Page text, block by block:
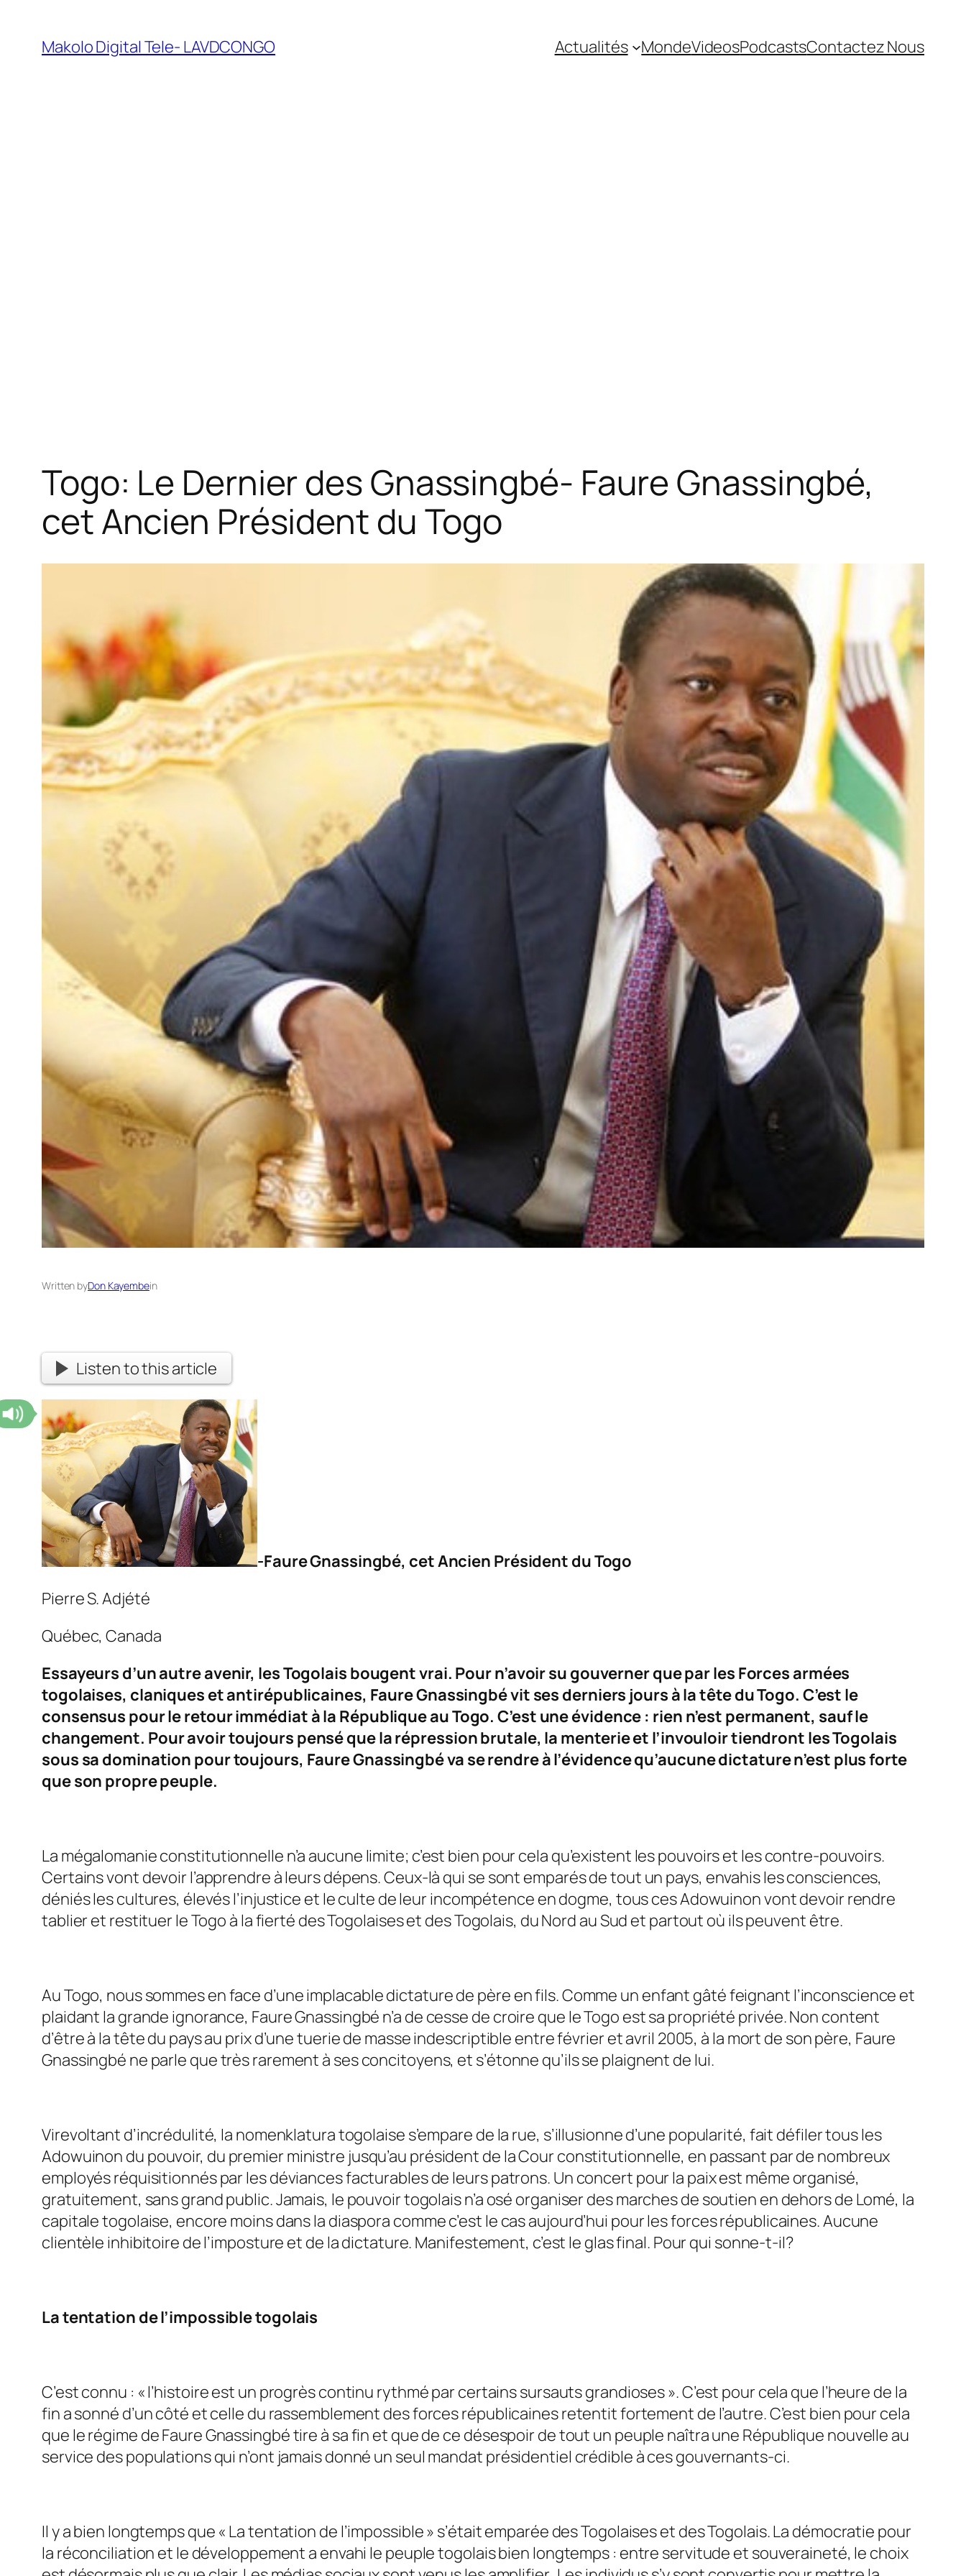
Makolo Digital Tele- LAVDCONGO Actualités MondeVideosPodcastsContactez Nous
Togo: Le Dernier des Gnassingbé- Faure Gnassingbé,
cet Ancien Président du Togo
Written byDon Kayembein
Listen to this article
-Faure Gnassingbé, cet Ancien Président du Togo
Pierre S. Adjété
Québec, Canada
Essayeurs d’un autre avenir, les Togolais bougent vrai. Pour n’avoir su gouverner que par les Forces armées
togolaises, claniques et antirépublicaines, Faure Gnassingbé vit ses derniers jours à la tête du Togo. C’est le
consensus pour le retour immédiat à la République au Togo. C’est une évidence : rien n’est permanent, sauf le
changement. Pour avoir toujours pensé que la répression brutale, la menterie et l’invouloir tiendront les Togolais
sous sa domination pour toujours, Faure Gnassingbé va se rendre à l’évidence qu’aucune dictature n’est plus forte
que son propre peuple.
La mégalomanie constitutionnelle n’a aucune limite; c’est bien pour cela qu’existent les pouvoirs et les contre-pouvoirs.
Certains vont devoir l’apprendre à leurs dépens. Ceux-là qui se sont emparés de tout un pays, envahis les consciences,
déniés les cultures, élevés l’injustice et le culte de leur incompétence en dogme, tous cesAdowuinonvont devoir rendre
tablier et restituer le Togo à la fierté des Togolaises et des Togolais, du Nord au Sud et partout où ils peuvent être.
Au Togo, nous sommes en face d’une implacable dictature de père en fils. Comme un enfant gâté feignant l’inconscience et
plaidant la grande ignorance, Faure Gnassingbé n’a de cesse de croire que le Togo est sa propriété privée. Non content
d’être à la tête du pays au prix d’une tuerie de masse indescriptible entre février et avril 2005, à la mort de son père, Faure
Gnassingbé ne parle que très rarement à ses concitoyens, et s’étonne qu’ils se plaignent de lui.
Virevoltant d’incrédulité, la nomenklatura togolaise s’empare de la rue, s’illusionne d’une popularité, fait défiler tous les
Adowuinon du pouvoir, du premier ministre jusqu’au président de la Cour constitutionnelle, en passant par de nombreux
employés réquisitionnés par les déviances facturables de leurs patrons. Un concert pour la paix est même organisé,
gratuitement, sans grand public. Jamais, le pouvoir togolais n’a osé organiser des marches de soutien en dehors de Lomé, la
capitale togolaise, encore moins dans la diaspora comme c’est le cas aujourd’hui pour les forces républicaines. Aucune
clientèle inhibitoire de l’imposture et de la dictature. Manifestement, c’est le glas final. Pour qui sonne-t-il?
La tentation de l’impossible togolais
C’est connu : «l’histoire est un progrès continu rythmé par certains sursauts grandioses». C’est pour cela que l’heure de la
fin a sonné d’un côté et celle du rassemblement des forces républicaines retentit fortement de l’autre. C’est bien pour cela
que le régime de Faure Gnassingbé tire à sa fin et que de ce désespoir de tout un peuple naîtra une République nouvelle au
service des populations qui n’ont jamais donné un seul mandat présidentiel crédible à ces gouvernants-ci.
Il y a bien longtemps que « La tentation de l’impossible» s’était emparée des Togolaises et des Togolais. La démocratie pour
la réconciliation et le développement a envahi le peuple togolais bien longtemps : entre servitude et souveraineté, le choix